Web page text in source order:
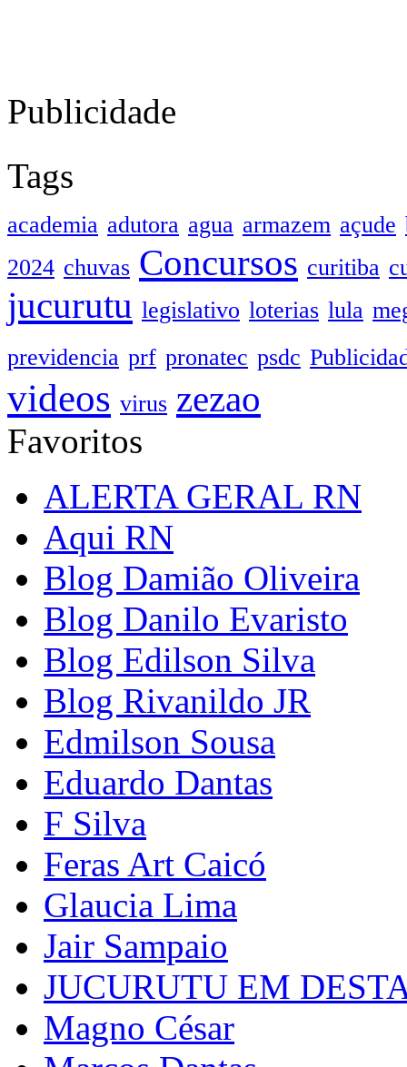
Publicidade
Tags
academia adutora agua armazem açude
2024 chuvas Concursos curitiba
jucurutu legislativo loterias lula
previdencia prf pronatec psdc
videos virus zezao
Favoritos
ALERTA GERAL RN
Aqui RN
Blog Damião Oliveira
Blog Danilo Evaristo
Blog Edilson Silva
Blog Rivanildo JR
Edmilson Sousa
Eduardo Dantas
F Silva
Feras Art Caicó
Glaucia Lima
Jair Sampaio
JUCURUTU EM
Magno César